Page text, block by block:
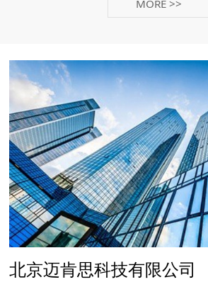
公司参加2026年成都CEIA电子智造研讨会
公司参加2025年北京CEIA电子智造研讨会
公司参加2025年重庆一步步新技术研讨会
公司参加2025年西安CEIA电子智造研讨会
MORE >>
北京迈肯思科技有限公司